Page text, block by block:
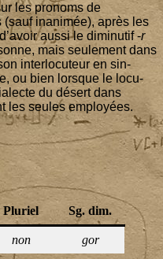
les pro­noms de
inani­mée), après les
aus­si le dimi­nu­tif -r
mais seule­ment dans
inter­lo­cu­teur en sin­
ou bien lorsque le locu­
du désert dans
les seules employées.
Plu­riel Sg. dim.
non gor